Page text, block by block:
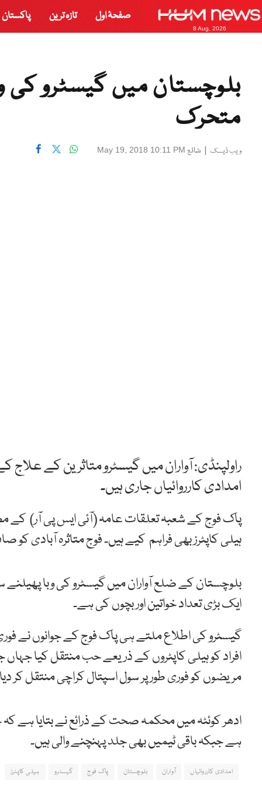
8 Aug, 2026
صفحۂ اول تازہ ترین پاکستان
بلوچستان میں گیسٹرو کی
متحرک
ویب ڈیسک | شائع May 19, 2018 10:11 PM
راولپنڈی: آواران میں گیسٹرو متاثرین کے
امدادی کارروائیاں جاری ہیں۔
پاک فوج کے شعبہ تعلقات عامہ (آئی ایس پی آر) کے
ہیلی کاپٹرز بھی فراہم کیے ہیں۔ فوج متاثرہ آبادی کو
بلوچستان کے ضلع آواران میں گیسٹرو کی وبا پھیلنے
ایک بڑی تعداد خواتین اور بچوں کی ہے۔
گیسٹرو کی اطلاع ملتے ہی پاک فوج کے جوانوں نے فوری
افراد کو ہیلی کاپٹروں کے ذریعے حب منتقل کیا جہاں
مریضوں کو فوری طورپر سول اسپتال کراچی منتقل کر
ادھر کوئٹہ میں محکمہ صحت کے ذرائع نے بتایا ہے
ہے جبکہ باقی ٹیمیں بھی جلد پہنچنے والی ہیں۔
امدادی کارروائیاں آواران بلوچستان پاک فوج گیسٹرو ہیلی کاپٹرز